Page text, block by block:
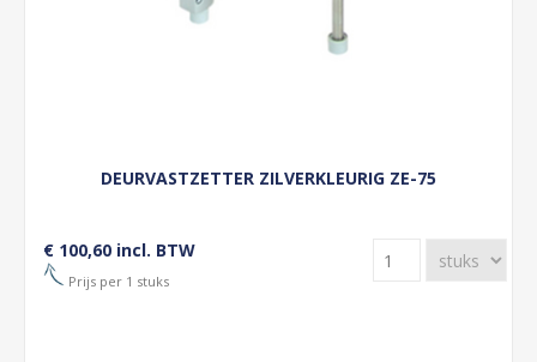
DEURVASTZETTER ZILVERKLEURIG ZE-75
€ 100,60 incl. BTW
Prijs per 1 stuks